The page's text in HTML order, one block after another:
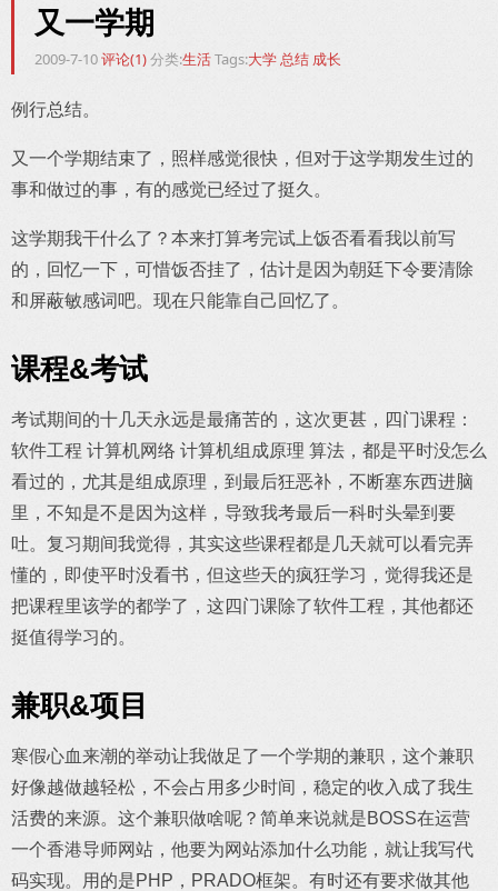
又一学期
2009-7-10评论(1)分类:生活Tags:大学总结 成长
例行总结。
又一个学期结束了，照样感觉很快，但对于这学期发生过的
事和做过的事，有的感觉已经过了挺久。
这学期我干什么了？本来打算考完试上饭否看看我以前写
的，回忆一下，可惜饭否挂了，估计是因为朝廷下令要清除
和屏蔽敏感词吧。现在只能靠自己回忆了。
课程&考试
考试期间的十几天永远是最痛苦的，这次更甚，四门课程：
软件工程 计算机网络 计算机组成原理 算法，都是平时没怎么
看过的，尤其是组成原理，到最后狂恶补，不断塞东西进脑
里，不知是不是因为这样，导致我考最后一科时头晕到要
吐。复习期间我觉得，其实这些课程都是几天就可以看完弄
懂的，即使平时没看书，但这些天的疯狂学习，觉得我还是
把课程里该学的都学了，这四门课除了软件工程，其他都还
挺值得学习的。
兼职&项目
寒假心血来潮的举动让我做足了一个学期的兼职，这个兼职
好像越做越轻松，不会占用多少时间，稳定的收入成了我生
活费的来源。这个兼职做啥呢？简单来说就是BOSS在运营
一个香港导师网站，他要为网站添加什么功能，就让我写代
码实现。用的是PHP，PRADO框架。有时还有要求做其他